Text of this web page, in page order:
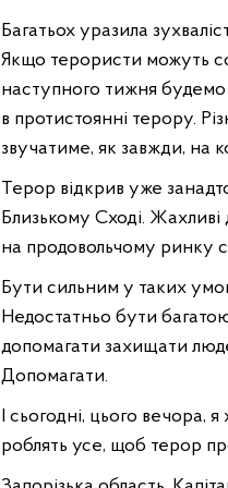
Багатьох уразила
Якщо терористи можуть
наступного тижня
в протистоянні терору.
звучатиме, як завжди, на
Терор відкрив уже
Близькому Сході. Жахливі
на продовольчому ринку
Бути сильним у таких
Недостатньо бути
допомагати захищати
Допомагати.
І сьогодні, цього вечора,
роблять усе, щоб терор